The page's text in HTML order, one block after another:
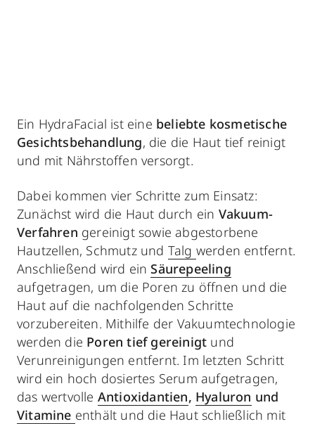
Ein HydraFacial ist eine beliebte kosmetische
Gesichtsbehandlung, die die Haut tief reinigt
und mit Nährstoffen versorgt.
Dabei kommen vier Schritte zum Einsatz:
Zunächst wird die Haut durch ein Vakuum-
Verfahren gereinigt sowie abgestorbene
Hautzellen, Schmutz und Talg werden entfernt.
Anschließend wird ein Säurepeeling
aufgetragen, um die Poren zu öffnen und die
Haut auf die nachfolgenden Schritte
vorzubereiten. Mithilfe der Vakuumtechnologie
werden die Poren tief gereinigt und
Verunreinigungen entfernt. Im letzten Schritt
wird ein hoch dosiertes Serum aufgetragen,
das wertvolle Antioxidantien, Hyaluron und
Vitamine enthält und die Haut schließlich mit